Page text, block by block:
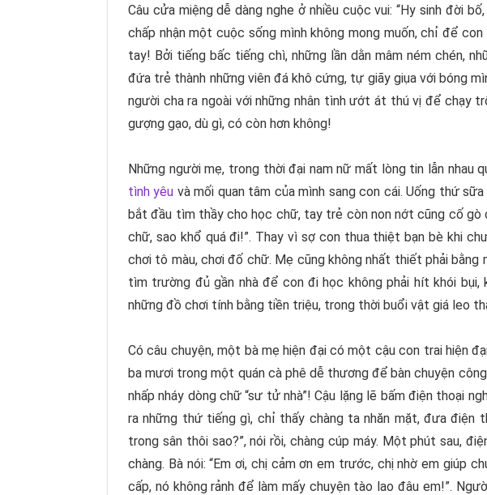
Câu cửa miệng dễ dàng nghe ở nhiều cuộc vui: “Hy sinh đời
chấp nhận một cuộc sống mình không mong muốn, chỉ để
tay! Bởi tiếng bấc tiếng chì, những lần dằn mâm ném chén,
đứa trẻ thành những viên đá khô cứng, tự giãy giụa với bóng
người cha ra ngoài với những nhân tình ướt át thú vị để chạy
gượng gạo, dù gì, có còn hơn không!
Những người mẹ, trong thời đại nam nữ mất lòng tin lẫn nhau
tình yêu và mối quan tâm của mình sang con cái. Uống thứ
bắt đầu tìm thầy cho học chữ, tay trẻ còn non nớt cũng cố
chữ, sao khổ quá đi!”. Thay vì sợ con thua thiệt bạn bè khi
chơi tô màu, chơi đố chữ. Mẹ cũng không nhất thiết phải
tìm trường đủ gần nhà để con đi học không phải hít khói bụi,
những đồ chơi tính bằng tiền triệu, trong thời buổi vật giá leo
Có câu chuyện, một bà mẹ hiện đại có một cậu con trai hiện
ba mươi trong một quán cà phê dễ thương để bàn chuyện
nhấp nháy dòng chữ “sư tử nhà”! Cậu lặng lẽ bấm điện thoại
ra những thứ tiếng gì, chỉ thấy chàng ta nhăn mặt, đưa điện
trong sân thôi sao?”, nói rồi, chàng cúp máy. Một phút sau,
chàng. Bà nói: “Em ơi, chị cảm ơn em trước, chị nhờ em giúp
cấp, nó không rảnh để làm mấy chuyện tào lao đâu em!”.